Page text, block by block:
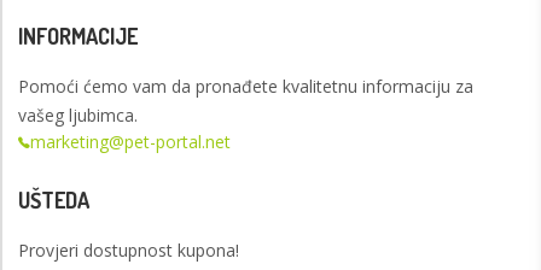
INFORMACIJE
Pomoći ćemo vam da pronađete kvalitetnu informaciju za
vašeg ljubimca.
marketing@pet-portal.net
UŠTEDA
Provjeri dostupnost kupona!